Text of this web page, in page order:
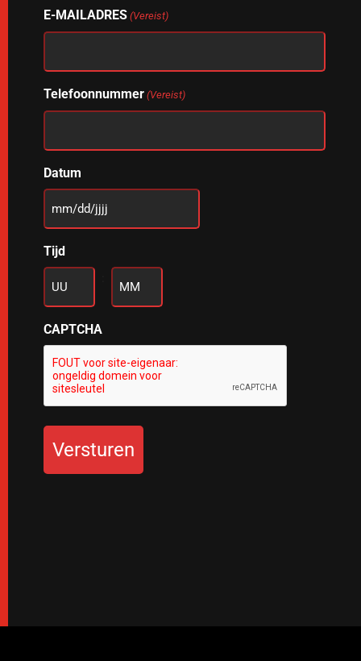
E-MAILADRES (Vereist)
Telefoonnummer (Vereist)
Datum
MM
DD
slash
JJJJ
Tijd
CAPTCHA